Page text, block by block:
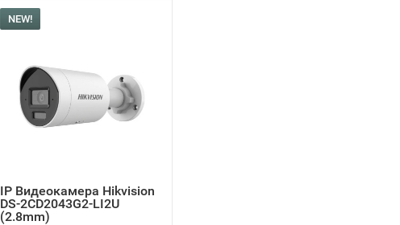
NEW!
IP Видеокамера Hikvision
DS-2CD2043G2-LI2U
(2.8mm)